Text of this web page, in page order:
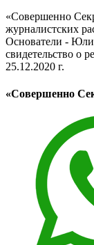
«Совершенно
журналистских
Основатели -
свидетельство о
25.12.2020 г.
«Совершенно